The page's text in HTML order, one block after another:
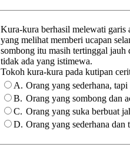
Kura-kura berhasil melewati garis
yang melihat memberi ucapan
sombong itu masih tertinggal
tidak ada yang istimewa.
Tokoh kura-kura pada kutipan
A. Orang yang sederhana, tapi
B. Orang yang sombong dan
C. Orang yang suka berbuat
D. Orang yang sederhana